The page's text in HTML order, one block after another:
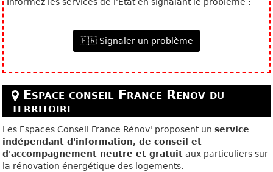
🇫🇷 Signaler un problème
Espace conseil France Renov du
territoire
Les Espaces Conseil France Rénov' proposent unservice
indépendant d'information, de conseil et
d'accompagnement neutre et gratuit aux particuliers sur
la rénovation énergétique des logements.